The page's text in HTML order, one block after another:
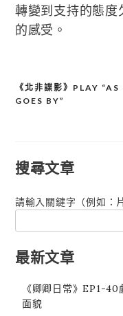
轉變到支持的態度
的感受。
文
覽
《北非諜影》PLAY
GOES BY”
搜尋文章
請輸入關鍵字（例如：
最新文章
《卿卿日常》EP1-
面貌